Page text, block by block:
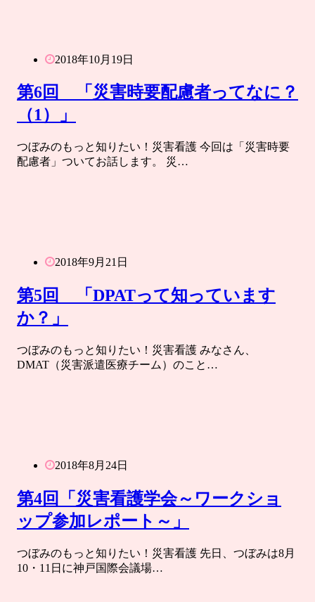
2018年10月19日
第6回 「災害時要配慮者ってなに？
（1）」
つぼみのもっと知りたい！災害看護 今回は「災害時要
配慮者」ついてお話します。 災…
2018年9月21日
第5回 「DPATって知っています
か？」
つぼみのもっと知りたい！災害看護 みなさん、
DMAT（災害派遣医療チーム）のこと…
2018年8月24日
第4回「災害看護学会～ワークショ
ップ参加レポート～」
つぼみのもっと知りたい！災害看護 先日、つぼみは8月
10・11日に神戸国際会議場…